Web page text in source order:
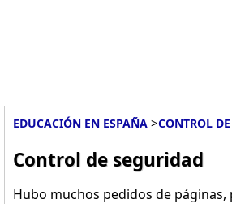
EDUCACIÓN EN ESPAÑA >CONTROL
Control de seguridad
Hubo muchos pedidos de